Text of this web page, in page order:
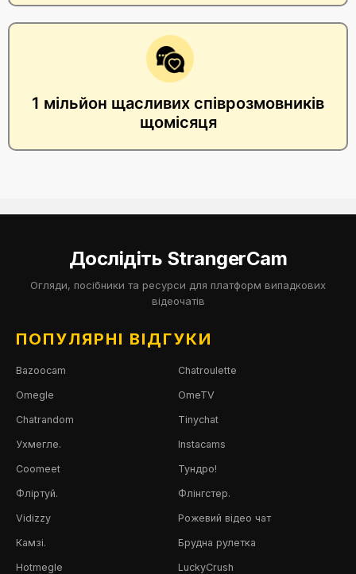
1 мільйон щасливих співрозмовників
щомісяця
Дослідіть StrangerCam
Огляди, посібники та ресурси для платформ випадкових
відеочатів
ПОПУЛЯРНІ ВІДГУКИ
Bazoocam Chatroulette
Omegle OmeTV
Chatrandom Tinychat
Ухмегле. Instacams
Coomeet Тундро!
Фліртуй. Флінгстер.
Vidizzy Рожевий відео чат
Камзі. Брудна рулетка
Hotmegle LuckyCrush